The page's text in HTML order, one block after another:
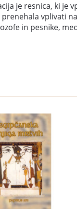
je resnica, ki je
vplivati
in pesnike,